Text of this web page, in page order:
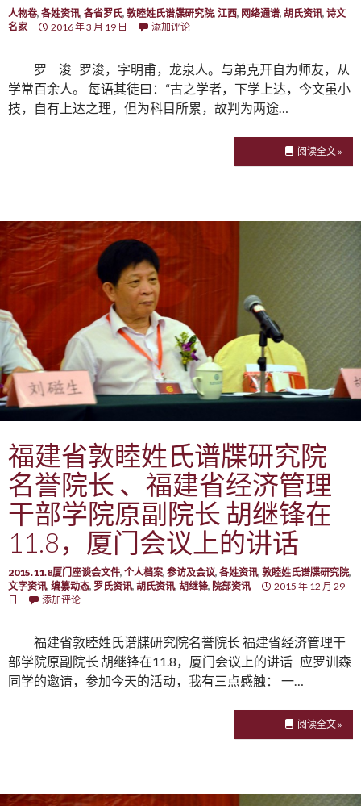
人物卷, 各姓资讯, 各省罗氏, 敦睦姓氏谱牒研究院, 江西, 网络通谱, 胡氏资讯, 诗文
名家
2016 年 3 月 19 日 添加评论
罗 浚 罗浚，字明甫，龙泉人。与弟克开自为师友，从
学常百余人。 每语其徒曰：“古之学者，下学上达，今文虽小
技，自有上达之理，但为科目所累，故判为两途…
阅读全文 »
福建省敦睦姓氏谱牒研究院
名誉院长 、福建省经济管理
干部学院原副院长 胡继锋在
11.8，厦门会议上的讲话
2015.11.8厦门座谈会文件, 个人档案, 参访及会议, 各姓资讯, 敦睦姓氏谱牒研究院,
文字资讯, 编纂动态, 罗氏资讯, 胡氏资讯, 胡继锋, 院部资讯
2015 年 12 月 29
日
添加评论
福建省敦睦姓氏谱牒研究院名誉院长 福建省经济管理干
部学院原副院长 胡继锋在11.8，厦门会议上的讲话 应罗训森
同学的邀请，参加今天的活动，我有三点感触： 一…
阅读全文 »